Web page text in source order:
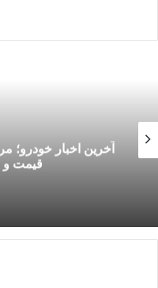
آخرین اخبار خودرو؛
قیمت و